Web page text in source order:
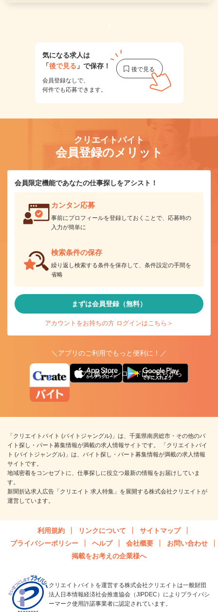
1
気になる求人は
「後で見る 」で保存！
会員登録なしで、
何件でも応募できます。
クリエイトバイト
会員登録のメリット
会員限定機能であなたの仕事探しをアシスト！
カンタン応募
事前にプロフィールを登録しておくことで、応募時の
入力が簡単に
検索条件の保存
繰り返し検索する条件を保存して、条件設定の手間を
省略
まずは会員登録（無料）
アカウントをお持ちの方 ログインはこちら＞
＼アプリのご利用でもっと便利に！／
アプリ版ダウンロードはこちらから
「クリエイトバイト (バイトジャングル)」は、千葉県南房総市・その他のバ
イト探し・パート募集情報が満載の求人情報サイトです。 「クリエイトバイ
ト (バイトジャングル)」は、バイト探し・パート募集情報が満載の求人情報
サイトです。
地域密着をコンセプトに、仕事探しに役立つ最新の情報をお届けしていま
す。
新聞折込求人広告「クリエイト 求人特集」を展開する株式会社クリエイトが
運営しています。
利用規約 リンクについて
サイトマップ
プライバシーポリシー
ヘルプ 会社概要
お問い合わせ
掲載をお考えの企業様へ
クリエイトバイトを運営する株式会社クリエイトは一般財団
法人日本情報経済社会推進協会（JIPDEC）によりプライバシ
ーマーク使用許諾事業者に認定されています。